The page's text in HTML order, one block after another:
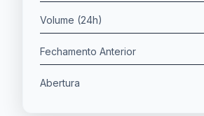
Volume (24h)
Fechamento Anterior
Abertura